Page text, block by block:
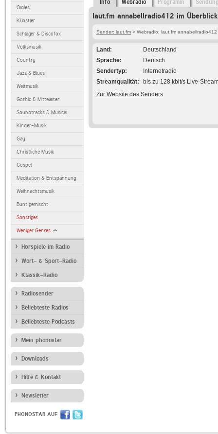
Oldies
Künstler
Schlager & Discofox
Volksmusik
Country
Jazz & Blues
Weltmusik
Gothic & Mittelalter
Soundtracks & Musical
Kinder-Musik
Gay
Christliche Musik
Gospel
Meditation & Entspannung
Weihnachtsmusik
Bunt gemischt
Sonstiges
Weniger Genres
Hörspiele im Radio
Wort- & Sport-Radio
Klassik-Radio
Radiosender
Beliebteste Radios
Beliebteste Podcasts
Mein phonostar
Downloads
Hilfe & Kontakt
Newsletter
PHONOSTAR AUF
Info Webradio Programm
laut.fm annabellradio412 im Überblick
Sender: laut.fm > Webradio: laut.fm annabellradio412
Land
Deutschland
Sprache
Deutsch
Sendertyp
Internetradio
Streamqualität
bis zu 128 kbit/s Live-
Zur Website des Senders